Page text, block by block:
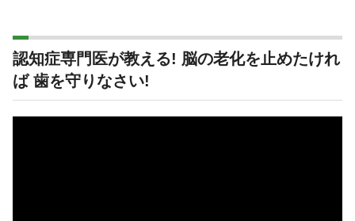
認知症専門医が教える! 脳の老化を止めたけれ
ば 歯を守りなさい!